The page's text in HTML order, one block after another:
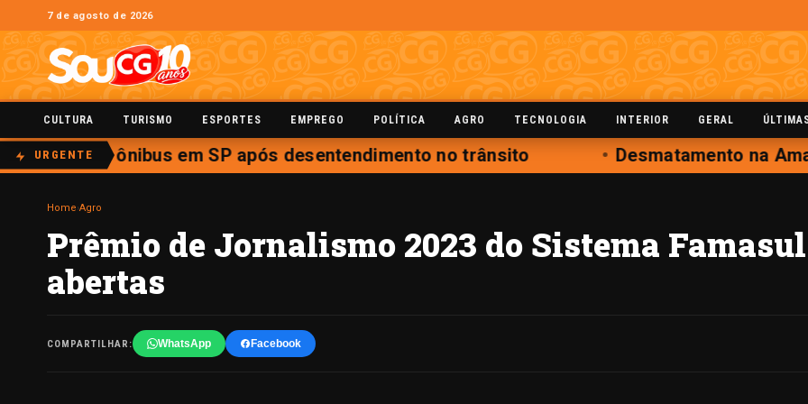
7 de agosto de 2026
CULTURA TURISMO ESPORTES EMPREGO POLÍTICA AGRO TECNOLOGIA INTERIOR GERAL
URGENTEde ônibus em SP após desentendimento no trânsito Desmatamento na
Home Agro
Prêmio de Jornalismo 2023 do Sistema
abertas
COMPARTILHAR: WhatsApp Facebook